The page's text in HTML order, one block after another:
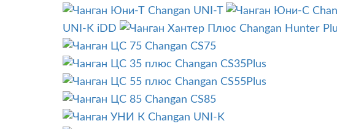
Changan UNI-T
UNI-K iDD
Changan Hunter
Changan CS75
Changan CS35Plus
Changan CS55Plus
Changan CS85
Changan UNI-K